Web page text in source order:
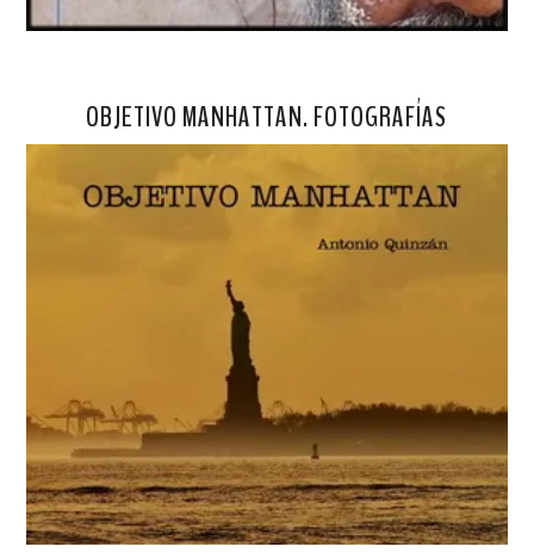
OBJETIVO MANHATTAN. FOTOGRAFÍAS